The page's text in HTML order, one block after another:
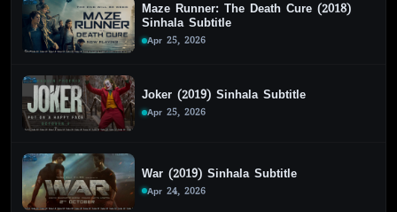
Maze Runner: The Death Cure (2018)
Sinhala Subtitle
Apr 25, 2026
Joker (2019) Sinhala Subtitle
Apr 25, 2026
War (2019) Sinhala Subtitle
Apr 24, 2026